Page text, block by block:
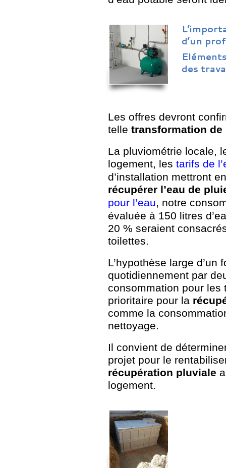
d’un
des
Les offres devront
telle transformation de
La pluviométrie locale,
logement, les tarifs de
d’installation mettront
récupérer l’eau de
pour l’eau, notre
évaluée à 150 litres
20 % seraient
toilettes.
L’hypothèse large
quotidiennement par
consommation pour les
prioritaire pour la
comme la
nettoyage.
Il convient de
projet pour le
récupération pluviale
logement.